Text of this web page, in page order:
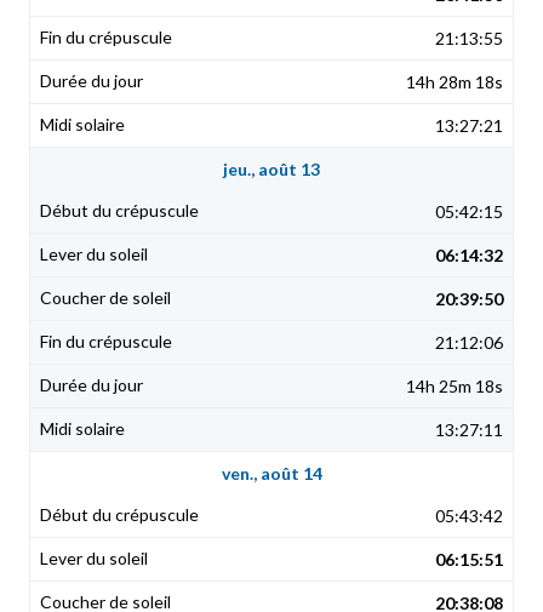
21:13:55
14h 28m 18s
13:27:21
jeu., août 13
05:42:15
06:14:32
20:39:50
21:12:06
14h 25m 18s
13:27:11
ven., août 14
05:43:42
06:15:51
20:38:08